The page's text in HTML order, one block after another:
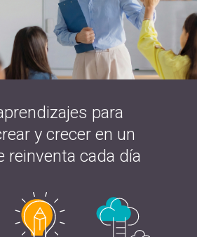
para
y crecer en un
reinventa cada día